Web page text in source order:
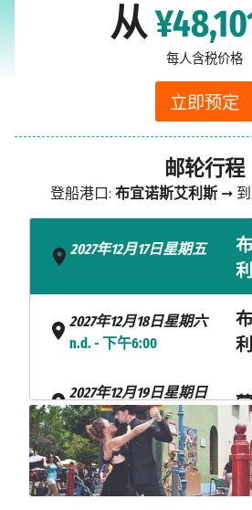
从
每人含税价格
立即预定
邮轮行程
登船港口: 布宜诺斯艾利斯➞ 到
2027年12月17日星期五
2027年12月18日星期六
n.d. - 下午6:00
2027年12月19日星期日
上午8:00 - n.d.
2027年12月20日星期一
n.d. - 下午3:00